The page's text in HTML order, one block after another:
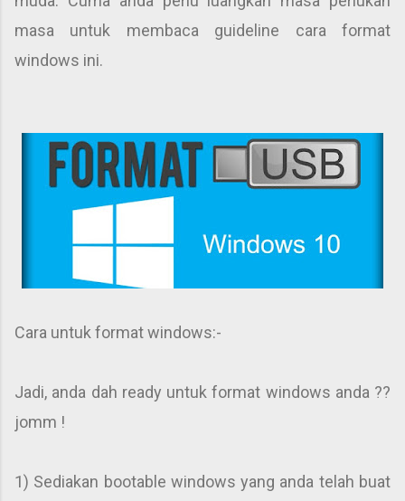
masa untuk membaca guideline cara format
windows ini.
Cara untuk format windows:-
Jadi, anda dah ready untuk format windows anda ??
jomm !
1) Sediakan bootable windows yang anda telah buat